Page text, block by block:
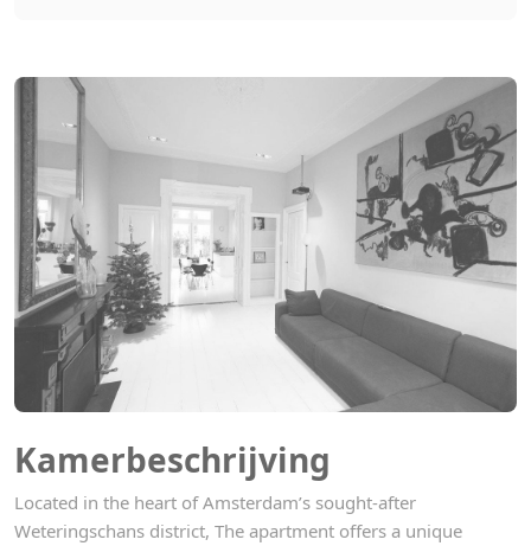
Kamerbeschrijving
Located in the heart of Amsterdam’s sought-after
Weteringschans district, The apartment offers a unique